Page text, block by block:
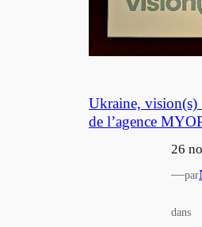
Ukraine, vision(s)
de l’agence
26
—par
dans